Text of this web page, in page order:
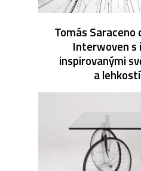
Tomás
Interwoven s
inspirovanými
a